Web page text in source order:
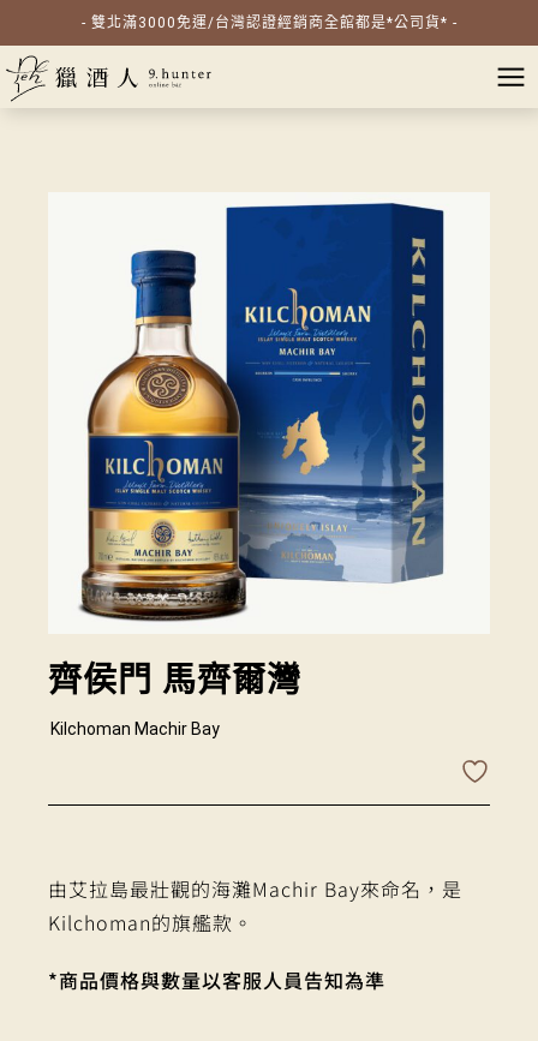
- 雙北滿3000免運/台灣認證經銷商全館都是*公司貨* -
齊侯門 馬齊爾灣
Kilchoman Machir Bay
由艾拉島最壯觀的海灘Machir Bay來命名，是
Kilchoman的旗艦款。
*商品價格與數量以客服人員告知為準